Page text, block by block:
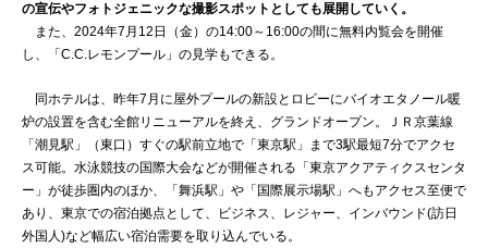
の宣伝やフォトジェニックな撮影スポットとしても展開していく。
また、2024年7月12日（金）の14:00～16:00の間に無料内覧会を開催
し、「C.C.レモンプール」の見学もできる。
同ホテルは、昨年7月に屋外プールの新設とロビーにバイオエタノール暖
炉の設置を含む全館リニューアルを終え、グランドオープン。ＪＲ京葉線
「潮見駅」（東口）すぐの駅前立地で「東京駅」まで3駅最短7分でアクセ
ス可能。水泳競技の国際大会などが開催される「東京アクアティクスセンタ
ー」が徒歩圏内のほか、「舞浜駅」や「国際展示場駅」へもアクセス至便で
あり、東京での宿泊拠点として、ビジネス、レジャー、インバウンド(訪日
外国人)など幅広い宿泊需要を取り込んでいる。